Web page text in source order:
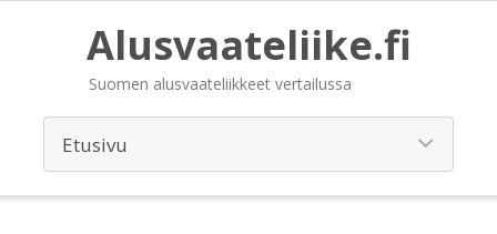
Alusvaateliike.fi
Suomen alusvaateliikkeet vertailussa